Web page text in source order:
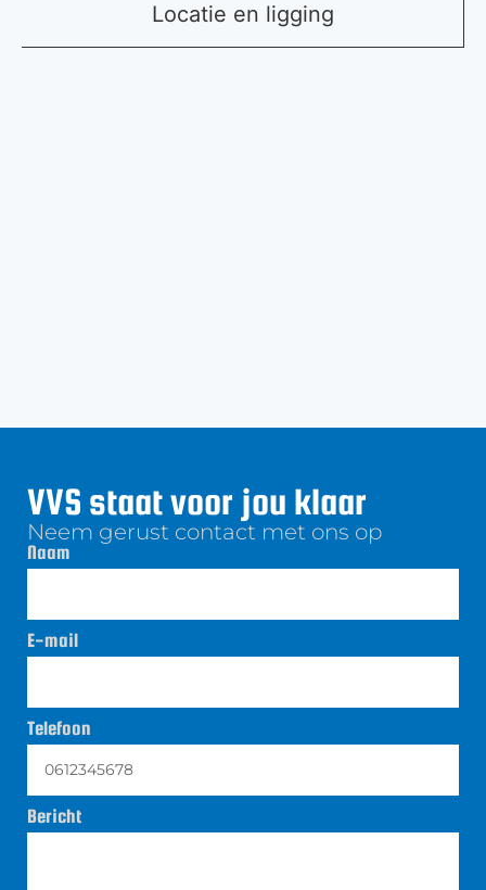
Locatie en ligging
VVS staat voor jou klaar
Neem gerust contact met ons op
Naam
E-mail
Telefoon
Bericht